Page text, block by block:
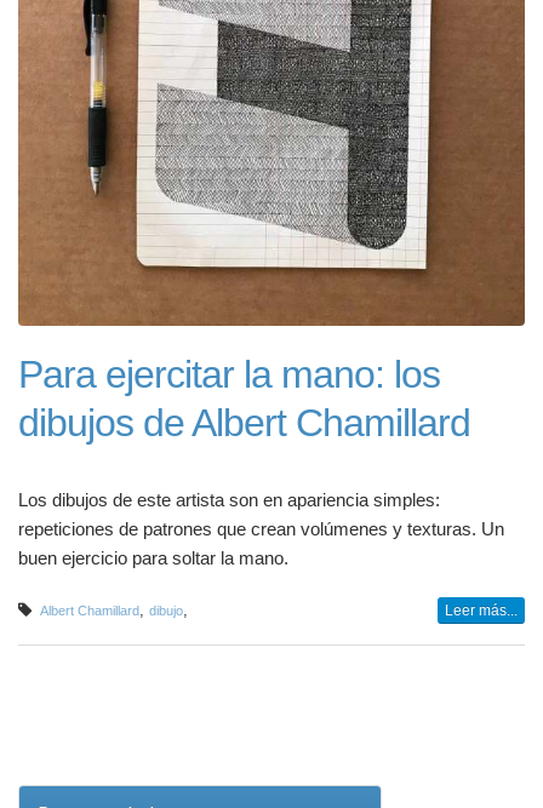
Para ejercitar la mano: los
dibujos de Albert Chamillard
Los dibujos de este artista son en apariencia simples:
repeticiones de patrones que crean volúmenes y texturas. Un
buen ejercicio para soltar la mano.
Albert Chamillard dibujo Leer más...